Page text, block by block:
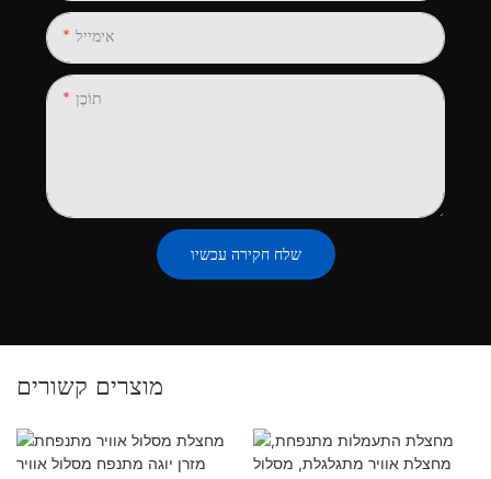
אימייל
תוֹכֶן
שלח חקירה עכשיו
מוצרים קשורים